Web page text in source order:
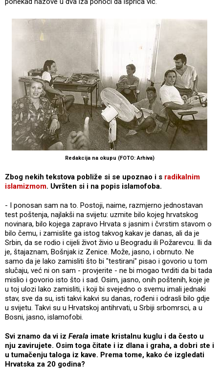
Redakcija na okupu (FOTO: Arhiva)
Zbog nekih tekstova pobliže si se upoznao i s radikalnim
islamizmom. Uvršten si i na popis islamofoba.
- I ponosan sam na to. Postoji, naime, razmjerno jednostavan
test poštenja, najlakši na svijetu: uzmite bilo kojeg hrvatskog
novinara, bilo kojega zapravo Hrvata s jasnim i čvrstim stavom o
bilo čemu, i zamislite ga istog takvog kakav je danas, ali da je
Srbin, da se rodio i cijeli život živio u Beogradu ili Požarevcu. Ili da
je, štajaznam, Bošnjak iz Zenice. Može, jasno, i obrnuto. Ne
samo da je lako zamisliti što bi "testirani" pisao i govorio u tom
slučaju, već ni on sam - provjerite - ne bi mogao tvrditi da bi tada
mislio i govorio isto što i sad. Osim, jasno, onih poštenih, koje je
u toj ulozi lako zamisliti, i koji bi svejedno o svemu imali jednaki
stav, sve da su, isti takvi kakvi su danas, rođeni i odrasli bilo gdje
u svijetu. Takvi su u Hrvatskoj antihrvati, u Srbiji srbomrsci, a u
Bosni, jasno, islamofobi.
Svi znamo da vi iz Ferala imate kristalnu kuglu i da često u
nju zavirujete. Osim toga čitate i iz dlana i graha, a dobri ste i
u tumačenju taloga iz kave. Prema tome, kako će izgledati
Hrvatska za 20 godina?